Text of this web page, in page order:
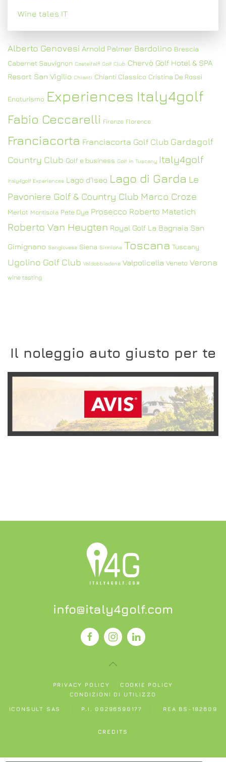
Wine tales IT
Alberto Genovesi Arnold Palmer Bardolino Brescia
Cabernet Sauvignon Castelfalfi Golf Club Chervò Golf Hotel & SPA
Resort San Vigilio Chianti Chianti Classico Cristina De Rossi
Enoturismo Experiences Italy4golf
Fabio Ceccarelli Firenze Florence
Franciacorta Franciacorta Golf Club Gardagolf
Country Club Golf e business Golf in Tuscany Italy4golf
Italy4golf Experiences Lago d'Iseo Lago di Garda Le
Pavoniere Golf & Country Club Marco Croze
Merlot Montisola Pete Dye Prosecco Roberto Matetich
Roberto Van Heugten Royal Golf La Bagnaia San
Gimignano Sangiovese Siena Sirmione Toscana Tuscany
Ugolino Golf Club Valdobbiadene Valpolicella Veneto Verona
wine tasting
Il noleggio auto giusto per te
SCOPRI L'OFFERTA
info@italy4golf.com
PRIVACY POLICY
COOKIE POLICY
CONDIZIONI DI UTILIZZO
ICONSULT SAS P.I. 00296590177 REA BS-182609
CREDITS